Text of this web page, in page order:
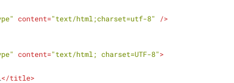
content="text/html;charset=utf-8" />
content="text/html; charset=UTF-8">
</title>